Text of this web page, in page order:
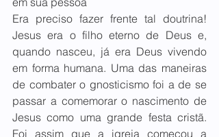
Era preciso fazer frente tal doutrina!
Jesus era o filho eterno de Deus e,
quando nasceu, já era Deus vivendo
em forma humana. Uma das maneiras
de combater o gnosticismo foi a de se
passar a comemorar o nascimento de
Jesus como uma grande festa cristã.
Foi assim que a igreja começou a